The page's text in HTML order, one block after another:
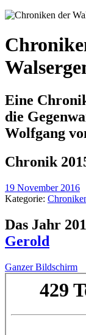
Eine
die
Wolfgang
Chronik
19 November 2016
Kategorie:
Das Jahr
Gerold
Ganzer Bildschirm
Zum